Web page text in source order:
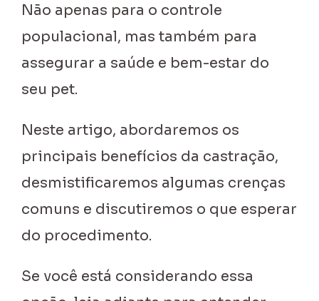
Não apenas para o controle
populacional, mas também para
assegurar a saúde e bem-estar do
seu pet.
Neste artigo, abordaremos os
principais benefícios da castração,
desmistificaremos algumas crenças
comuns e discutiremos o que esperar
do procedimento.
Se você está considerando essa